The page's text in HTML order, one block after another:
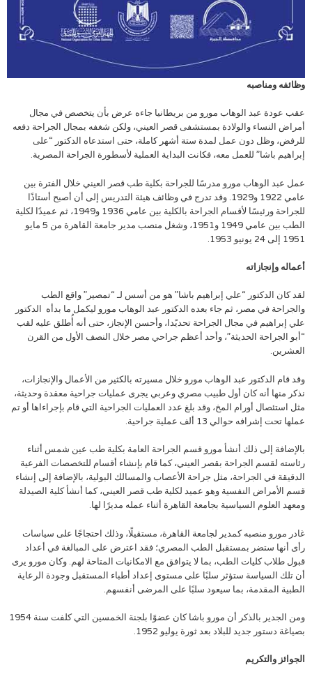
وظائفه ومناصبه
عقب عودة عبد الوهاب مورو من بريطانيا جاءه عرض بأن يتخصص في مجال
أمراض النساء والولادة بمستشفى قصر العيني، ولكن شغفه بمجال الجراحة دفعه
للرفض، وظل دون عمل لمدة ستة أشهر كاملة، حتى استدعاه الدكتور “على
إبراهيم باشا” للعمل معه، فكانت البداية العملية لأسطورة الجراحة المصرية.
عمل عبد الوهاب مورو مدرسًا للجراحة بكلية طب قصر العيني خلال الفترة بين
عامي 1922 و1929. وقد تدرج في وظائف هيئة التدريس إلى أن أصبح أستاذًا
للجراحة ورئيسًا لأقسام الجراحة بالكلية بين عامي 1936 و1949، ثم عميدًا لكلية
الطب بين عامي 1949 و1951، وشغل منصب مدير جامعة القاهرة من 5 مايو
1951 إلى 24 يونيو 1953.
أعماله وإنجازاته
لقد كان الدكتور “علي إبراهيم باشا” هو من أسس لـ “تمصير” واقع الطب
والجراحة في مصر، ثم جاء بعده الدكتور عبد الوهاب مورو ليكمل ما بدأه الدكتور
علي إبراهيم في مجال الجراحة تحديًدا، وأحسن الإنجاز، حتى أنه أُطلق عليه لقب
“أبو الجراحة الحديثة”، وأحد أعظم جراحي مصر خلال النصف الأول من القرن
العشرين.
وقد قام الدكتور عبد الوهاب مورو خلال مسيرته بالكثير من الأعمال والإنجازات،
نذكر منها أنه كان أول طبيب مصري وعربي يجرى عمليات جراحية معقدة وحديثة،
مثل استئصال أورام المخ، وقد بلغ عدد العمليات الجراحية التي قام بإجراءاها أو تم
عملها تحت إشرافه حوالي 13 ألف عملية جراحية.
بالإضافة إلى ذلك أنشأ مورو قسم الجراحة العامة بكلية طب عين شمس أثناء
رئاسته لقسم الجراحة بقصر العيني، كما قام بإنشاء أقسام للتخصصات الفرعية
الدقيقة في الجراحة، مثل جراحة الأعصاب والمسالك البولية، بالإضافة إلى إنشاء
قسم الأمراض النفسية وهو عميد لكلية طب قصر العيني، كما أنشأ كلية الصيدلة
ومعهد العلوم السياسية بجامعة القاهرة أثناء عمله مديرًا لها.
غادر مورو منصبه كمدير لجامعة القاهرة، مستقيلًا، وذلك احتجاجًا على سياسات
رأى أنها ستضر بمستقبل الطب المصري؛ فقد اعترض على المبالغة في أعداد
قبول طلاب كليات الطب، بما لا يتوافق مع الامكانيات المتاحة لهم. وكان مورو يرى
أن تلك السياسة ستؤثر سلبًا على مستوى إعداد أطباء المستقبل وجودة الرعاية
الطبية المقدمة، بما سيعود سلبًا على المرضى أنفسهم.
ومن الجدير بالذكر أن مورو باشا كان عضوًا بلجنة الخمسين التي كلفت سنة 1954
بصياغة دستور جديد للبلاد بعد ثورة يوليو 1952.
الجوائز والتكريم